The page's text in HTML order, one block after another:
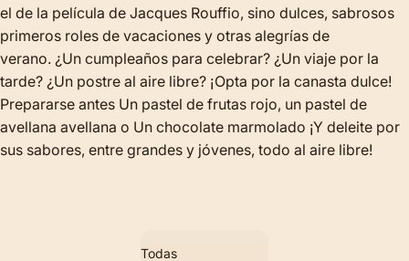
el de la película de Jacques Rouffio, sino dulces, sabrosos
primeros roles de vacaciones y otras alegrías de
verano. ¿Un cumpleaños para celebrar? ¿Un viaje por la
tarde? ¿Un postre al aire libre? ¡Opta por la canasta dulce!
Prepararse antes Un pastel de frutas rojo, un pastel de
avellana avellana o Un chocolate marmolado ¡Y deleite por
sus sabores, entre grandes y jóvenes, todo al aire libre!